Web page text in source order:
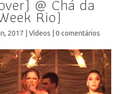
Rio)
2017 Vídeos 0 comentários